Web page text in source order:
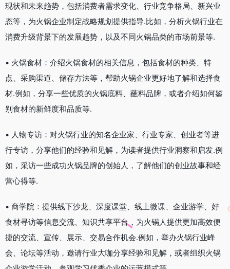
现状和未来趋势，包括消费者需求变化、行业竞争格局、新兴业
态等，为火锅企业制定战略规划提供指导.比如，分析火锅行业在
消费升级背景下的发展趋势，以及不同火锅品类的市场前景等.
• 火锅食材：介绍火锅食材的相关信息，包括食材的种类、特
点、采购渠道、储存方法等，帮助火锅企业更好地了解和选择食
材.例如，分享一些优质的火锅底料、蘸料品牌，或者介绍如何鉴
别食材的新鲜度和品质等.
• 人物专访：对火锅行业的知名企业家、行业专家、创业者等进
行专访，分享他们的经验和见解，为读者提供行业洞察和启发.例
如，采访一些成功火锅品牌的创始人，了解他们的创业故事和经
营心得等.
• 商学院：提供线下沙龙、深度课堂、线上微课、企业游学、好
食材寻访等信息交流、知识共享平台，为火锅人提供更加高效便
捷的交流、宣传、展示、交易合作机会.例如，举办火锅行业峰
会、论坛等活动，邀请行业大咖分享经验和见解，或者组织火锅